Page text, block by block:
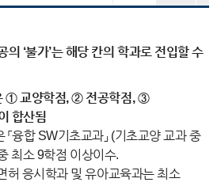
의 ‘불가’는 해당 칸의 학과로 전입할 수
① 교양학점, ② 전공학점, ③
합산됨
융합 SW기초교과」 (기초교양 교과 중
최소 9학점 이상이수.
응시학과 및 유아교육과는 최소